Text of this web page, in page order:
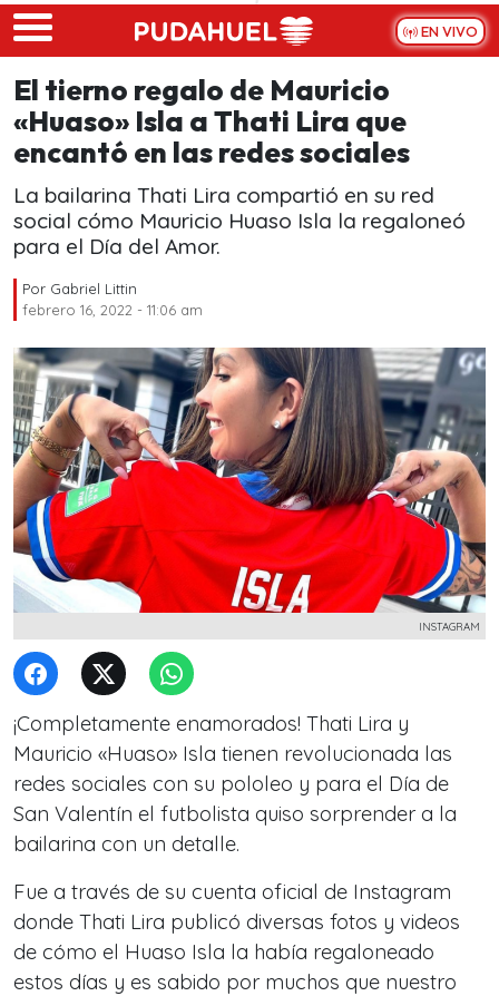
Skip to main content
EN VIVO
El tierno regalo de Mauricio
«Huaso» Isla a Thati Lira que
encantó en las redes sociales
La bailarina Thati Lira compartió en su red
social cómo Mauricio Huaso Isla la regaloneó
para el Día del Amor.
Por Gabriel Littin
febrero 16, 2022 - 11:06 am
INSTAGRAM
¡Completamente enamorados! Thati Lira y
Mauricio «Huaso» Isla tienen revolucionada las
redes sociales con su pololeo y para el Día de
San Valentín el futbolista quiso sorprender a la
bailarina con un detalle.
Fue a través de su cuenta oficial de Instagram
donde Thati Lira publicó diversas fotos y videos
de cómo el Huaso Isla la había regaloneado
estos días y es sabido por muchos que nuestro